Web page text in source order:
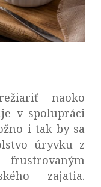
naoko
v spolupráci
i tak by sa
úryvku z
zajatia.